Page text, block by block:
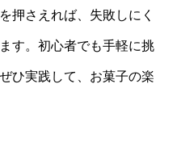
押さえれば、失敗しにく
す。初心者でも手軽に挑
ひ実践して、お菓子の楽